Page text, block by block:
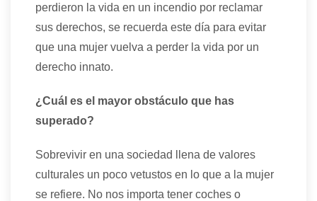
perdieron la vida en un incendio por reclamar
sus derechos, se recuerda este día para evitar
que una mujer vuelva a perder la vida por un
derecho innato.
¿Cuál es el mayor obstáculo que has
superado?
Sobrevivir en una sociedad llena de valores
culturales un poco vetustos en lo que a la mujer
se refiere. No nos importa tener coches o